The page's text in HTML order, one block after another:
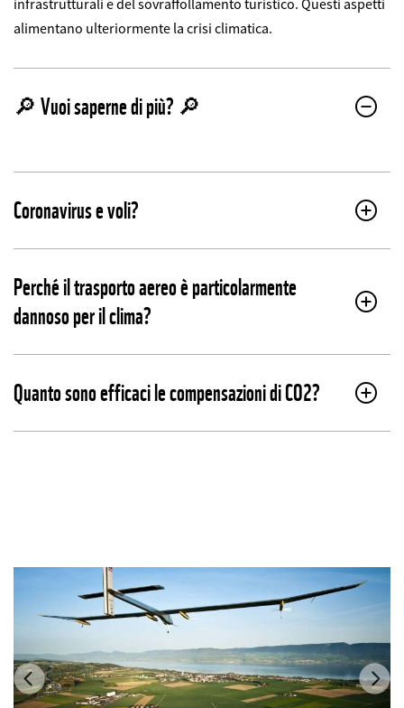
infrastrutturali e del sovraffollamento turistico. Questi aspetti
alimentano ulteriormente la crisi climatica.
🔎 Vuoi saperne di più? 🔎
Coronavirus e voli?
Perché il trasporto aereo è particolarmente
dannoso per il clima?
Quanto sono efficaci le compensazioni di CO2?
Previous